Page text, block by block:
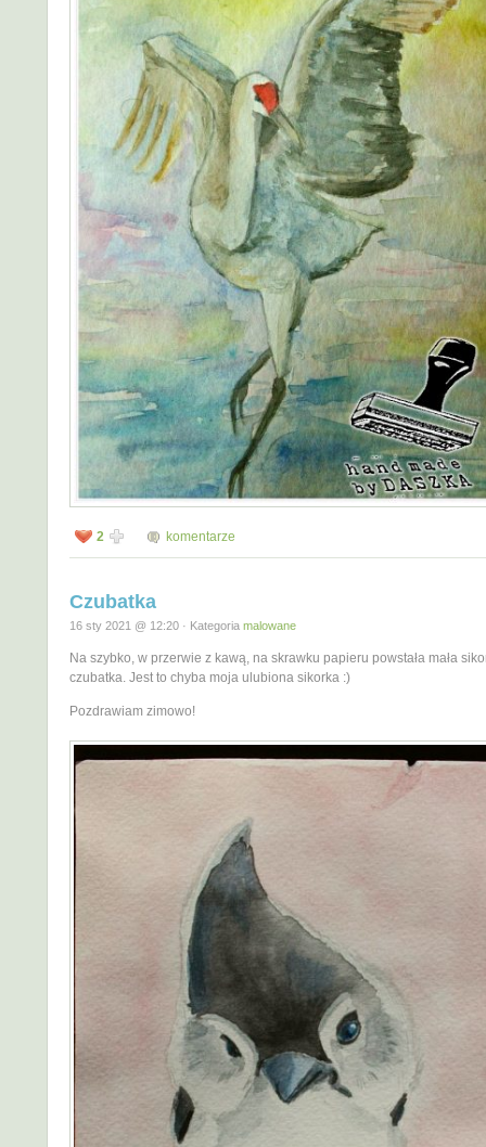
2 komentarze
Czubatka
16 sty 2021 @ 12:20 · Kategoria malowane
Na szybko, w przerwie z kawą, na skrawku papieru powstała mała
czubatka. Jest to chyba moja ulubiona sikorka :)
Pozdrawiam zimowo!